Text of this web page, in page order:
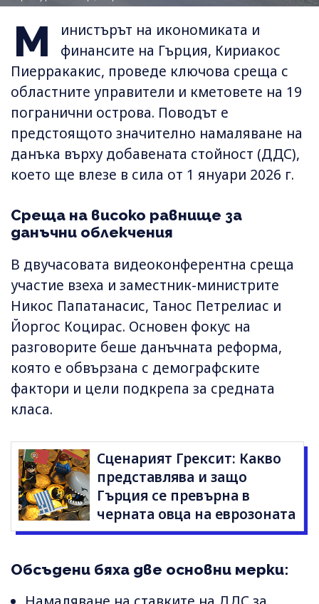
М
инистърът на икономиката и
финансите на Гърция, Кириакос
Пиерракакис, проведе ключова среща с
областните управители и кметовете на 19
погранични острова. Поводът е
предстоящото значително намаляване на
данъка върху добавената стойност (ДДС),
което ще влезе в сила от 1 януари 2026 г.
Среща на високо равнище за
данъчни облекчения
В двучасовата видеоконферентна среща
участие взеха и заместник-министрите
Никос Папатанасис, Танос Петрелиас и
Йоргос Коцирас. Основен фокус на
разговорите беше данъчната реформа,
която е обвързана с демографските
фактори и цели подкрепа за средната
класа.
Сценарият Грексит: Какво
представлява и защо
Гърция се превърна в
черната овца на еврозоната
Обсъдени бяха две основни мерки: